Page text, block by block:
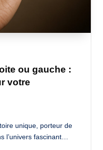
ou gauche :
votre
unique, porteur de
l’univers fascinant…